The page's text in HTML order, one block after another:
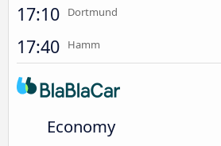
17:10 Dortmund
17:40 Hamm
Economy